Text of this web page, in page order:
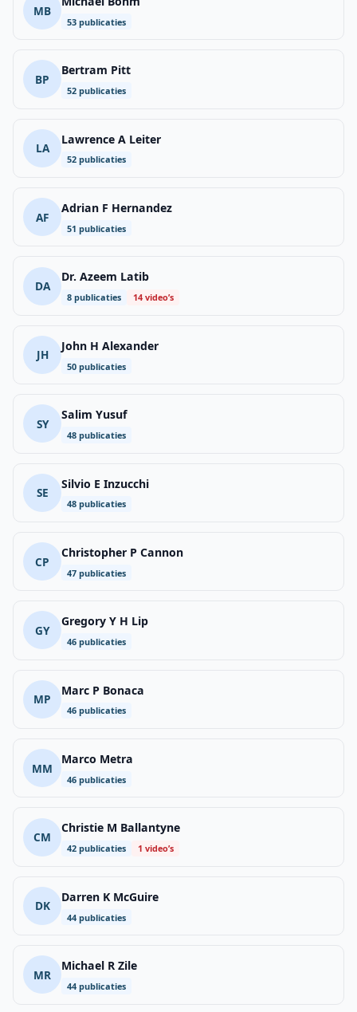
MB
53 publicaties
BP
Bertram Pitt
52 publicaties
LA
Lawrence A Leiter
52 publicaties
AF
Adrian F Hernandez
51 publicaties
DA
Dr. Azeem Latib
8 publicaties 14 video’s
JH
John H Alexander
50 publicaties
SY
Salim Yusuf
48 publicaties
SE
Silvio E Inzucchi
48 publicaties
CP
Christopher P Cannon
47 publicaties
GY
Gregory Y H Lip
46 publicaties
MP
Marc P Bonaca
46 publicaties
MM
Marco Metra
46 publicaties
CM
Christie M Ballantyne
42 publicaties 1 video’s
DK
Darren K McGuire
44 publicaties
MR
Michael R Zile
44 publicaties